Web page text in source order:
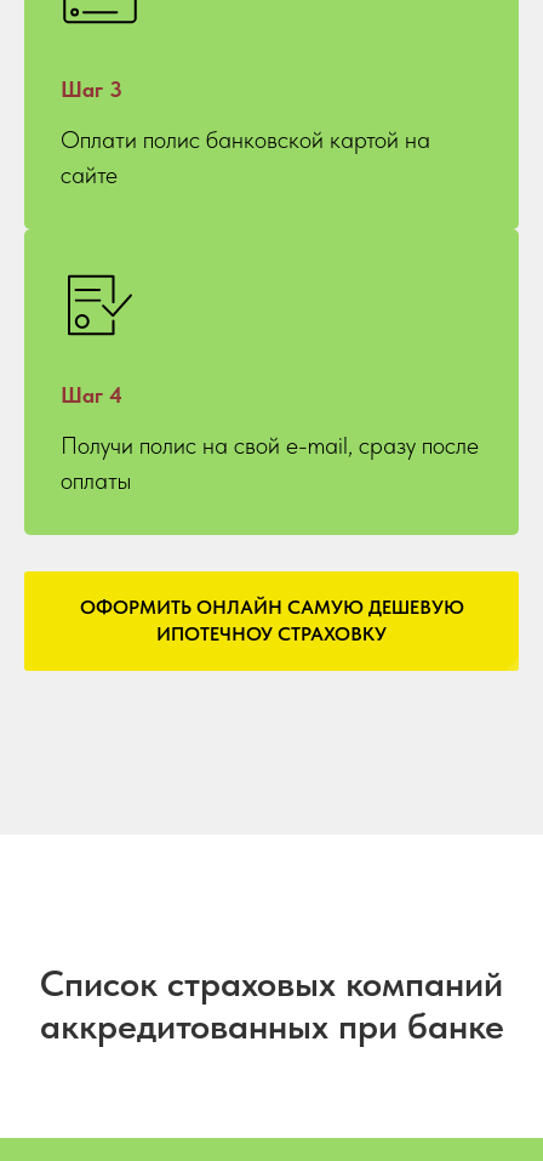
Шаг 3
Оплати полис банковской картой на
сайте
Шаг 4
Получи полис на свой e-mail, сразу после
оплаты
ОФОРМИТЬ ОНЛАЙН САМУЮ ДЕШЕВУЮ
ИПОТЕЧНОУ СТРАХОВКУ
Список страховых компаний
аккредитованных при банке